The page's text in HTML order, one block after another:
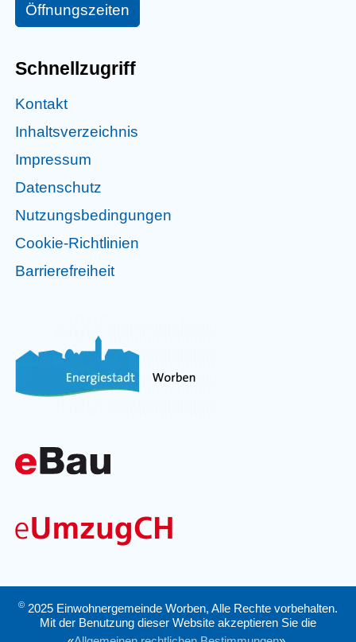
Öffnungszeiten
Schnellzugriff
Kontakt
Inhaltsverzeichnis
Impressum
Datenschutz
Nutzungsbedingungen
Cookie-Richtlinien
Barrierefreiheit
© 2025 Einwohnergemeinde Worben, Alle Rechte vorbehalten.
Mit der Benutzung dieser Website akzeptieren Sie die